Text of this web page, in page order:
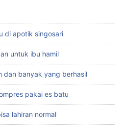
di apotik singosari
untuk ibu hamil
dan banyak yang berhasil
pakai es batu
lahiran normal